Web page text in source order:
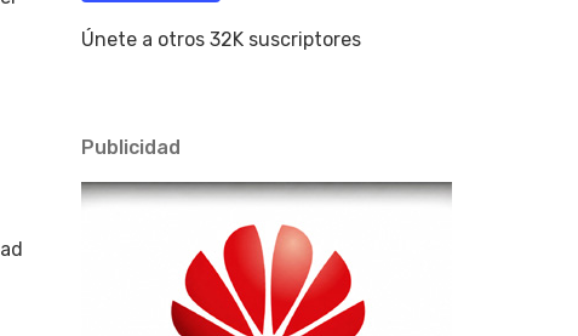
Únete a otros 32K suscriptores
Publicidad